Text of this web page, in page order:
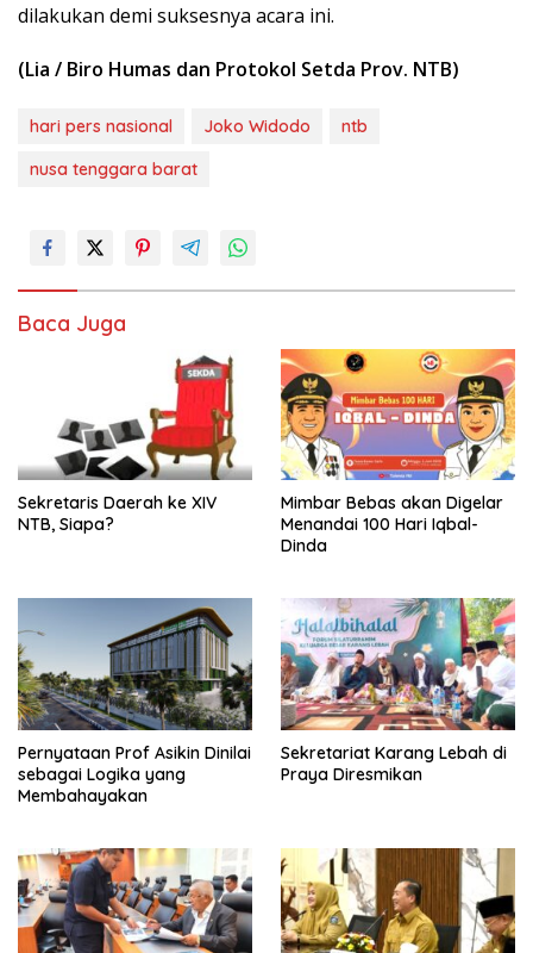
dilakukan demi suksesnya acara ini.
(Lia / Biro Humas dan Protokol Setda Prov. NTB)
hari pers nasional Joko Widodo
ntb
nusa tenggara barat
Baca Juga
Sekretaris Daerah ke XIV
NTB, Siapa?
Mimbar Bebas akan Digelar
Menandai 100 Hari Iqbal-
Dinda
Pernyataan Prof Asikin Dinilai
sebagai Logika yang
Membahayakan
Sekretariat Karang Lebah di
Praya Diresmikan